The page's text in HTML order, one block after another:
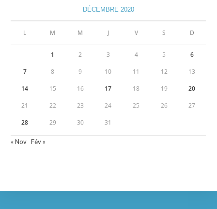
DÉCEMBRE 2020
L M M J V S D
1 2 3 4 5 6
7 8 9 10 11 12 13
14 15 16 17 18 19 20
21 22 23 24 25 26 27
28 29 30 31
« Nov Fév »